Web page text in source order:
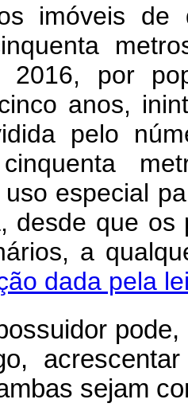
imóveis de
2016, por
anos,
pelo
especial
desde que os
a
dada pela
pode,
sejam